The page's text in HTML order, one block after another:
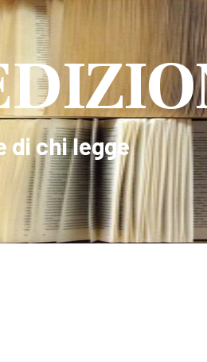
di chi legge